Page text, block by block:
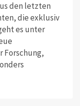
den letzten
die exklusiv
es unter
Forschung,